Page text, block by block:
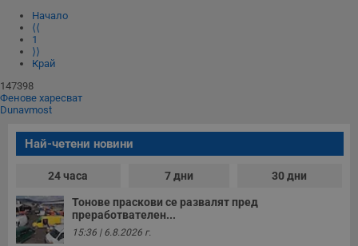
Начало
⟨⟨
1
⟩⟩
Край
147398
Фенове харесват
Dunavmost
Най-четени новини
24 часа 7 дни 30 дни
Тонове праскови се развалят пред
преработвателен...
15:36 | 6.8.2026 г.